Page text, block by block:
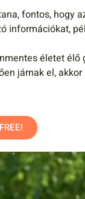
fontos, hogy
információkat,
életet élő
járnak el,